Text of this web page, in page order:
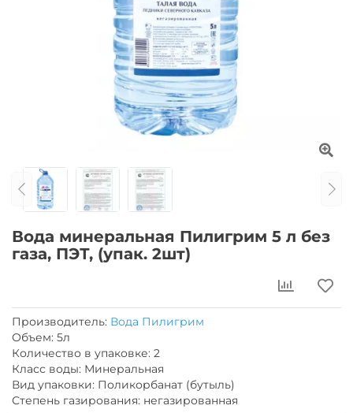
Вода минеральная Пилигрим 5 л без
газа, ПЭТ, (упак. 2шт)
Производитель: Вода Пилигрим
Объем: 5л
Количество в упаковке: 2
Класс воды: Минеральная
Вид упаковки: Поликорбанат (бутыль)
Степень газирования: негазированная